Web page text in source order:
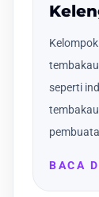
seperti
BACA